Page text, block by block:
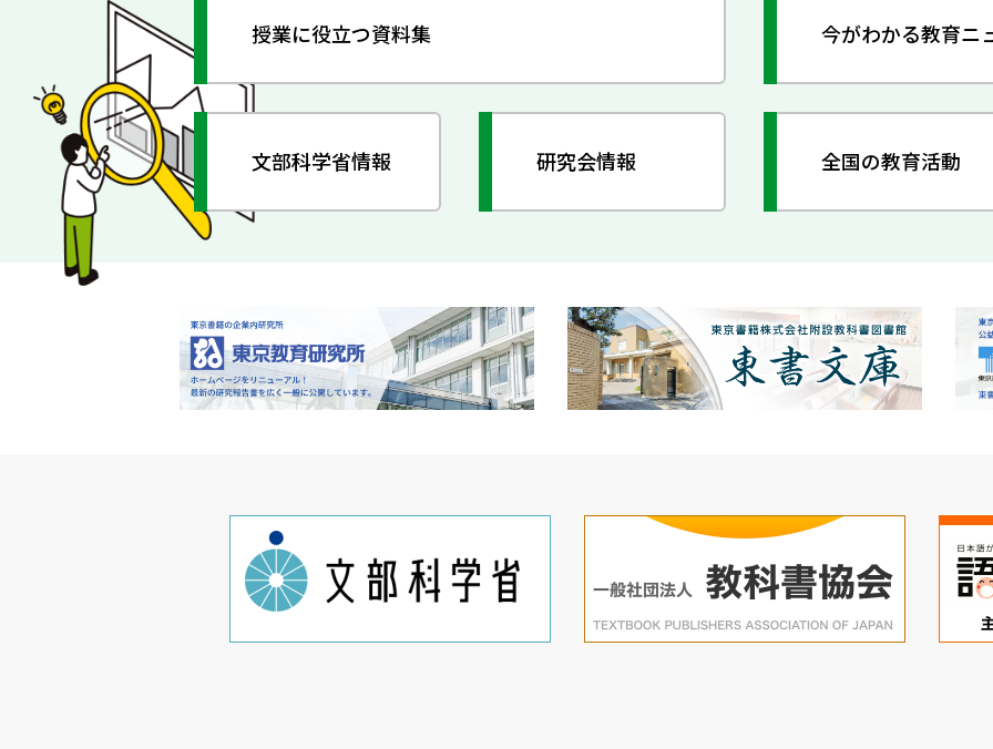
授業に役立つ資料集 今がわかる教育ニ
文部科学省情報 研究会情報 全国の教育活動